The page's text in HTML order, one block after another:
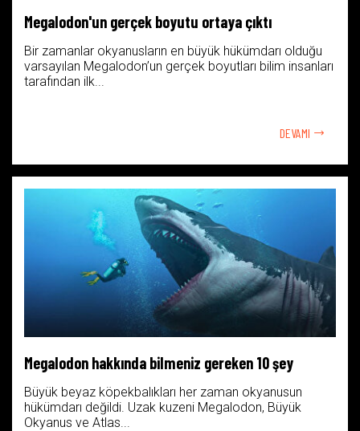
Megalodon'un gerçek boyutu ortaya çıktı
Bir zamanlar okyanusların en büyük hükümdarı olduğu
varsayılan Megalodon’un gerçek boyutları bilim insanları
tarafından ilk...
DEVAMI
Megalodon hakkında bilmeniz gereken 10 şey
Büyük beyaz köpekbalıkları her zaman okyanusun
hükümdarı değildi. Uzak kuzeni Megalodon, Büyük
Okyanus ve Atlas...